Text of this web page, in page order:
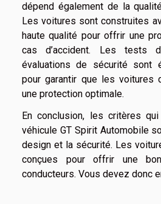
dépend également de la
Les voitures sont construites
haute qualité pour offrir une
cas d’accident. Les tests
évaluations de sécurité sont
pour garantir que les voitures
une protection optimale.
En conclusion, les critères
véhicule GT Spirit Automobile
design et la sécurité. Les
conçues pour offrir une
conducteurs. Vous devez donc